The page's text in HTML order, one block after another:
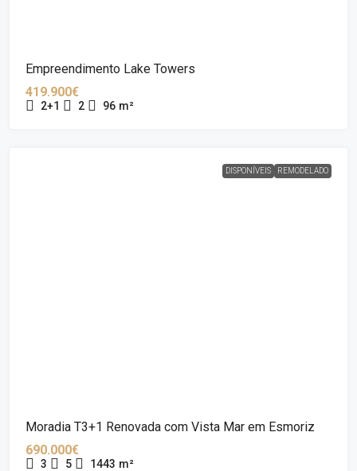
Empreendimento Lake Towers
419.900€
2+1 2 96 m²
DISPONÍVEIS REMODELADO
Moradia T3+1 Renovada com Vista Mar em Esmoriz
690.000€
3 5 1443 m²